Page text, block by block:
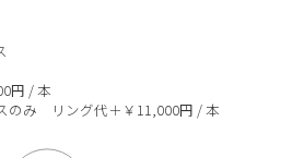
円 / 本
のみ リング代＋￥11,000円 / 本